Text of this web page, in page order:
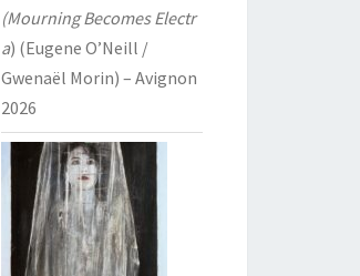
(Mourning Becomes Electr
a) (Eugene O’Neill /
Gwenaël Morin) – Avignon
2026